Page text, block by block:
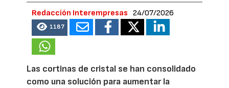
Redacción Interempresas 24/07/2026
1187
Las cortinas de cristal se han consolidado
como una solución para aumentar la